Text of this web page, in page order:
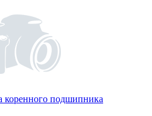
коренного подшипника